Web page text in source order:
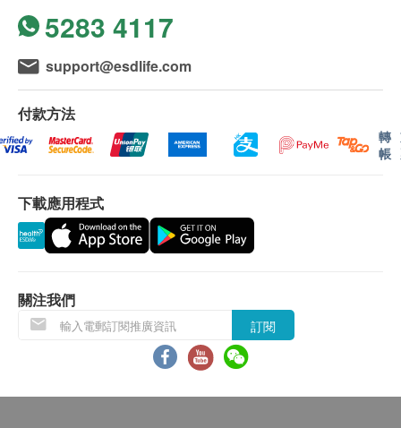
草、白术、甘草、玫瑰果
注意事項
孕婦及哺乳婦女不宜食用。
訊號懸掛或黑色暴雨警告生效時，送貨服務時間將
會延遲。
所有訂單須視乎相關貨品的供應情況再作最後確
認。倘若健康網購health.ESDlife未能提供任何訂
單上的貨品，健康網購health.ESDlife有權拒絕接
受該訂單，並且會於送貨前透過電話或電郵通知顧
客再作安排。
保用條款：
貨品質量保證，於顧客收到產品當日起計，使用
期應最少有12個月或以上。(1包裝滴雞精屬短期貨
退換條款：
當顧客收取已訂購之貨品時，有責任檢查貨品是否
有損毀情況，一經確認簽收，恕不接受退換。
5283 4117
support@esdlife.com
付款方法
轉
帳
下載應用程式
關注我們
訂閱